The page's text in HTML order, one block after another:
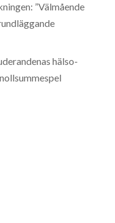
”Välmående
hälso-